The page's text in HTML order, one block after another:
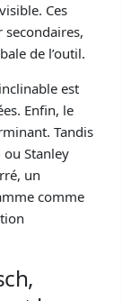
Ces
secondaires,
de l’outil.
est
Enfin, le
Tandis
ou Stanley
un
comme